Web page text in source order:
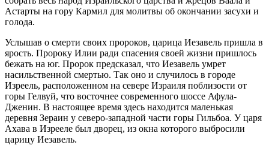
Астарты на гору Кармил для молитвы об окончании засухи и
голода.
Услышав о смерти своих пророков, царица Иезавель пришла в
ярость. Пророку Илии ради спасения своей жизни пришлось
бежать на юг. Пророк предсказал, что Иезавель умрет
насильственной смертью. Так оно и случилось в городе
Изреель, расположенном на севере Израиля поблизости от
горы Гелвуй, что восточнее современного шоссе Афула-
Дженин. В настоящее время здесь находится маленькая
деревня Зераин у северо-западной части горы Гильбоа. У царя
Ахава в Изрееле был дворец, из окна которого выбросили
царицу Иезавель.